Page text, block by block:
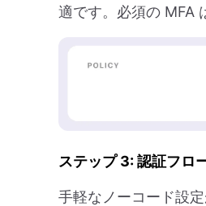
適です。必須の MFA
ステップ 3: 認証フロ
手軽なノーコード設